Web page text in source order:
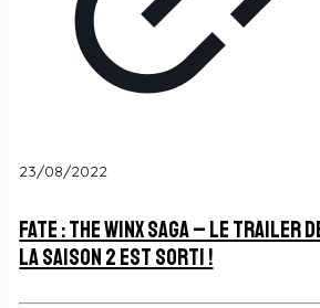
23/08/2022
Fate : The Winx Saga – Le Trailer
la Saison 2 est sorti !